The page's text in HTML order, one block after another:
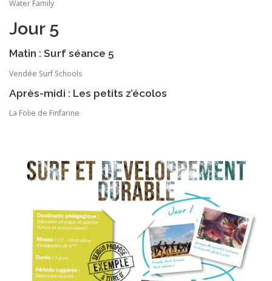
Water Family
Jour 5
Matin : Surf séance 5
Vendée Surf Schools
Après-midi : Les petits z’écolos
La Folie de Finfarine